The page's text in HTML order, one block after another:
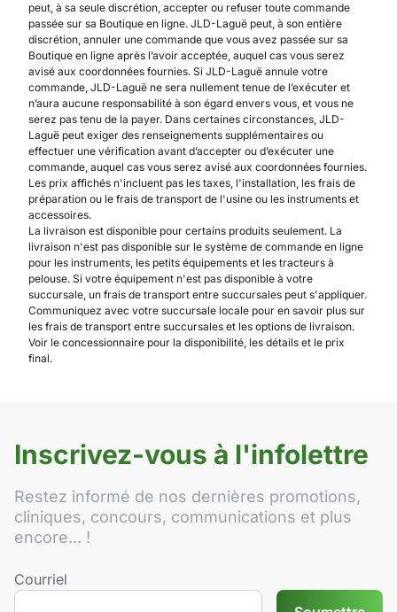
peut, à sa seule discrétion, accepter ou refuser toute commande
passée sur sa Boutique en ligne. JLD-Laguë peut, à son entière
discrétion, annuler une commande que vous avez passée sur sa
Boutique en ligne après l’avoir acceptée, auquel cas vous serez
avisé aux coordonnées fournies. Si JLD-Laguë annule votre
commande, JLD-Laguë ne sera nullement tenue de l’exécuter et
n’aura aucune responsabilité à son égard envers vous, et vous ne
serez pas tenu de la payer. Dans certaines circonstances, JLD-
Laguë peut exiger des renseignements supplémentaires ou
effectuer une vérification avant d’accepter ou d’exécuter une
commande, auquel cas vous serez avisé aux coordonnées fournies.
Les prix affichés n'incluent pas les taxes, l'installation, les frais de
préparation ou le frais de transport de l'usine ou les instruments et
accessoires.
La livraison est disponible pour certains produits seulement. La
livraison n'est pas disponible sur le système de commande en ligne
pour les instruments, les petits équipements et les tracteurs à
pelouse. Si votre équipement n'est pas disponible à votre
succursale, un frais de transport entre succursales peut s'appliquer.
Communiquez avec votre succursale locale pour en savoir plus sur
les frais de transport entre succursales et les options de livraison.
Voir le concessionnaire pour la disponibilité, les détails et le prix
final.
Inscrivez-vous à l'infolettre
Restez informé de nos dernières promotions,
cliniques, concours, communications et plus
encore... !
Courriel